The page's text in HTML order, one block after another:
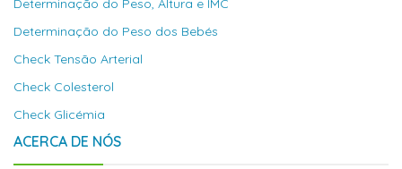
Determinação do Peso, Altura e IMC
Determinação do Peso dos Bebés
Check Tensão Arterial
Check Colesterol
Check Glicémia
ACERCA DE NÓS